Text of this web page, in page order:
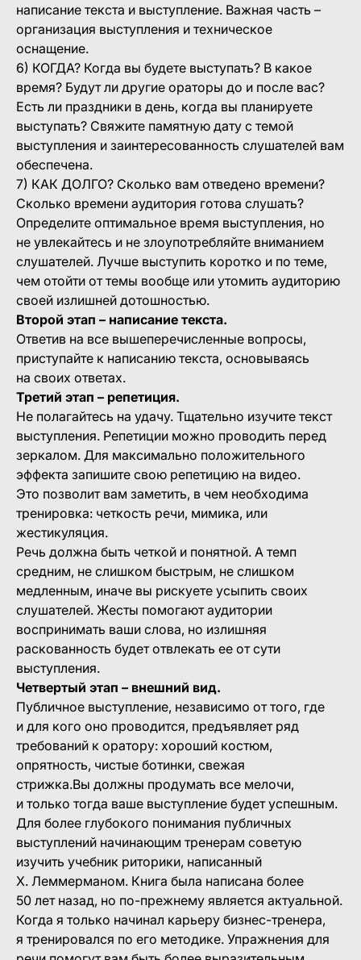
написание текста и выступление. Важная часть –
организация выступления и техническое
оснащение.
6) КОГДА? Когда вы будете выступать? В какое
время? Будут ли другие ораторы до и после вас?
Есть ли праздники в день, когда вы планируете
выступать? Свяжите памятную дату с темой
выступления и заинтересованность слушателей вам
обеспечена.
7) КАК ДОЛГО? Сколько вам отведено времени?
Сколько времени аудитория готова слушать?
Определите оптимальное время выступления, но
не увлекайтесь и не злоупотребляйте вниманием
слушателей. Лучше выступить коротко и по теме,
чем отойти от темы вообще или утомить аудиторию
своей излишней дотошностью.
Второй этап – написание текста.
Ответив на все вышеперечисленные вопросы,
приступайте к написанию текста, основываясь
на своих ответах.
Третий этап – репетиция.
Не полагайтесь на удачу. Тщательно изучите текст
выступления. Репетиции можно проводить перед
зеркалом. Для максимально положительного
эффекта запишите свою репетицию на видео.
Это позволит вам заметить, в чем необходима
тренировка: четкость речи, мимика, или
жестикуляция.
Речь должна быть четкой и понятной. А темп
средним, не слишком быстрым, не слишком
медленным, иначе вы рискуете усыпить своих
слушателей. Жесты помогают аудитории
воспринимать ваши слова, но излишняя
раскованность будет отвлекать ее от сути
выступления.
Четвертый этап – внешний вид.
Публичное выступление, независимо от того, где
и для кого оно проводится, предъявляет ряд
требований к оратору: хороший костюм,
опрятность, чистые ботинки, свежая
стрижка.Вы должны продумать все мелочи,
и только тогда ваше выступление будет успешным.
Для более глубокого понимания публичных
выступлений начинающим тренерам советую
изучить учебник риторики, написанный
Х. Леммерманом. Книга была написана более
50 лет назад, но по-прежнему является актуальной.
Когда я только начинал карьеру бизнес-тренера,
я тренировался по его методике. Упражнения для